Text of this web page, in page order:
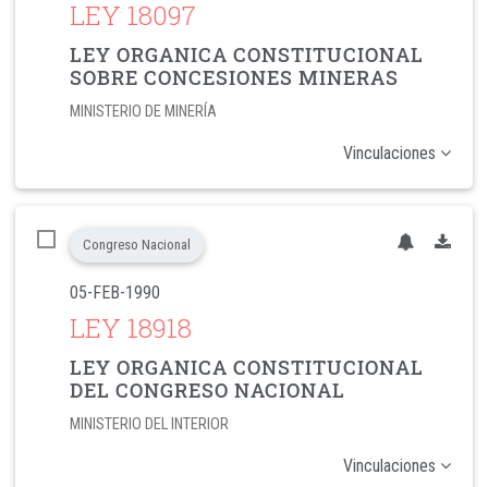
LEY 18097
LEY ORGANICA CONSTITUCIONAL
SOBRE CONCESIONES MINERAS
MINISTERIO DE MINERÍA
Vinculaciones
Congreso Nacional
05-FEB-1990
LEY 18918
LEY ORGANICA CONSTITUCIONAL
DEL CONGRESO NACIONAL
MINISTERIO DEL INTERIOR
Vinculaciones